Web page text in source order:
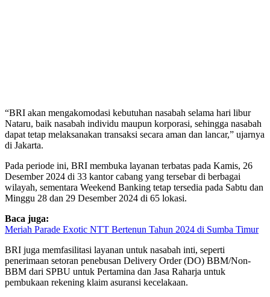
“BRI akan mengakomodasi kebutuhan nasabah selama hari libur
Nataru, baik nasabah individu maupun korporasi, sehingga nasabah
dapat tetap melaksanakan transaksi secara aman dan lancar,” ujarnya
di Jakarta.
Pada periode ini, BRI membuka layanan terbatas pada Kamis, 26
Desember 2024 di 33 kantor cabang yang tersebar di berbagai
wilayah, sementara Weekend Banking tetap tersedia pada Sabtu dan
Minggu 28 dan 29 Desember 2024 di 65 lokasi.
Baca juga:
Meriah Parade Exotic NTT Bertenun Tahun 2024 di Sumba Timur
BRI juga memfasilitasi layanan untuk nasabah inti, seperti
penerimaan setoran penebusan Delivery Order (DO) BBM/Non-
BBM dari SPBU untuk Pertamina dan Jasa Raharja untuk
pembukaan rekening klaim asuransi kecelakaan.